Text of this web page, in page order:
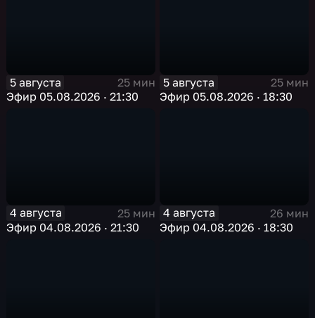
5 августа
25 мин
Эфир 05.08.2026 · 21:30
5 августа
25 мин
Эфир 05.08.2026 · 18:30
4 августа
25 мин
Эфир 04.08.2026 · 21:30
4 августа
26 мин
Эфир 04.08.2026 · 18:30